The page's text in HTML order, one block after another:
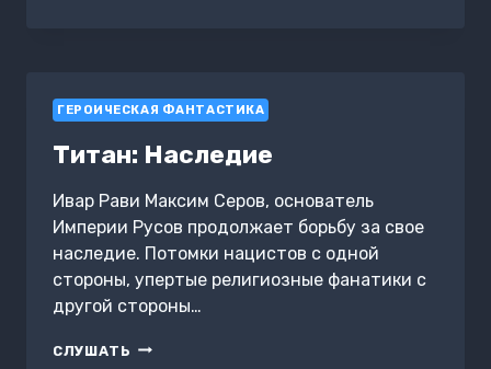
ГЕРОИЧЕСКАЯ ФАНТАСТИКА
Титан: Наследие
Ивар Рави Максим Серов, основатель
Империи Русов продолжает борьбу за свое
наследие. Потомки нацистов с одной
стороны, упертые религиозные фанатики с
другой стороны…
СЛУШАТЬ ТИТАН: